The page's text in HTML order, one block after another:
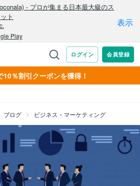
10％割引クーポンを獲得！
ブログ ビジネス・マーケティング